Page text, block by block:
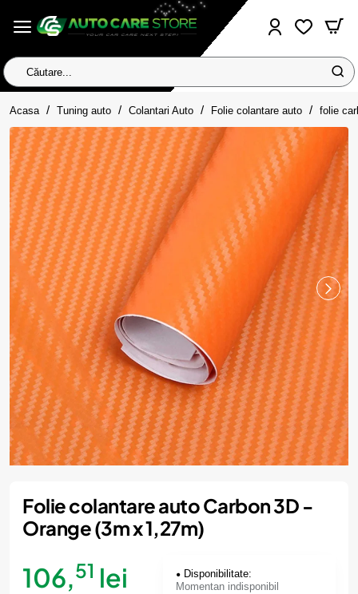
Căutare...
Acasa homeTuning auto Colantari Auto Folie colantare auto folie
Momentan indisponibil
Folie colantare auto Carbon 3D -
Orange (3m x 1,27m)
106,51 lei
Disponibilitate:
Momentan indisponibil